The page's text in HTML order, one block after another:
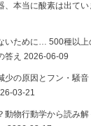
、本当に酸素は出てい
いために… 500種以上
答え 2026-06-09
少の原因とフン・騒
03-21
動物行動学から読み